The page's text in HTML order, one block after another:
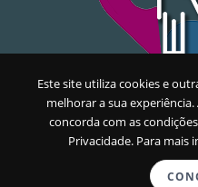
Este site utiliza cookies e
melhorar a sua
concorda com as
Privacidade. Para mais
© 2026 SIRLENE FERREIRA -